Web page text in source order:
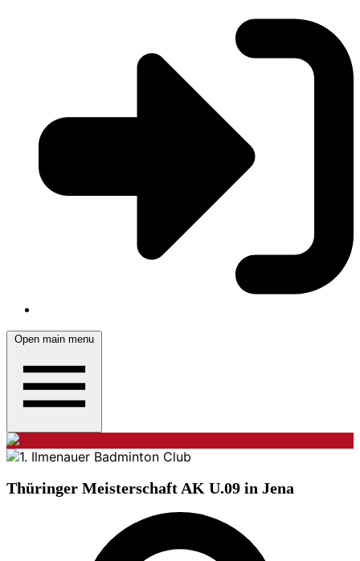
Open main menu
Thüringer Meisterschaft AK U.09 in Jena